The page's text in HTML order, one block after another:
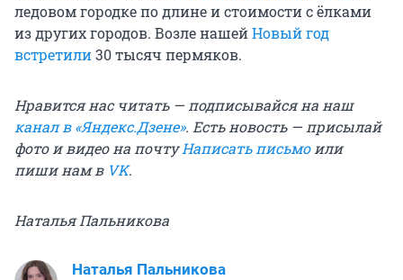
ледовом городке по длине и стоимости с ёлками
из других городов. Возле нашейНовый год
встретили30 тысяч пермяков.
Нравится нас читать — подписывайся на наш
канал в «Яндекс.Дзене». Есть новость — присылай
фото и видео на почтуНаписать письмоили
пиши нам в VK.
Наталья Пальникова
Наталья Пальникова